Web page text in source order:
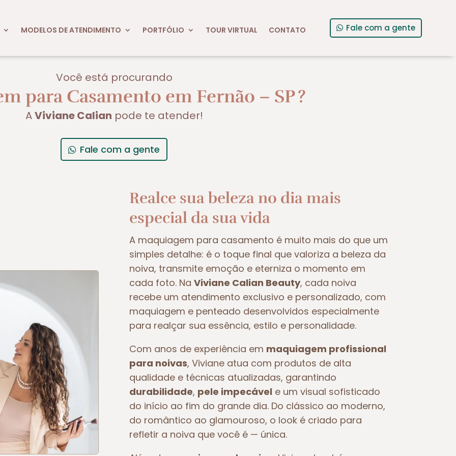
MODELOS DE ATENDIMENTO PORTFÓLIO TOUR VIRTUAL CONTATO Fale com a gente
Você está procurando
para Casamento em Fernão – SP?
AViviane Calian pode te atender!
Fale com a gente
Realce sua beleza no dia mais
especial da sua vida
A maquiagem para casamento é muito mais do que um
simples detalhe: é o toque final que valoriza a beleza da
noiva, transmite emoção e eterniza o momento em
cada foto. Na Viviane Calian Beauty, cada noiva
recebe um atendimento exclusivo e personalizado, com
maquiagem e penteado desenvolvidos especialmente
para realçar sua essência, estilo e personalidade.
Com anos de experiência em maquiagem profissional
para noivas, Viviane atua com produtos de alta
qualidade e técnicas atualizadas, garantindo
durabilidade, pele impecável e um visual sofisticado
do início ao fim do grande dia. Do clássico ao moderno,
do romântico ao glamouroso, o look é criado para
refletir a noiva que você é — única.